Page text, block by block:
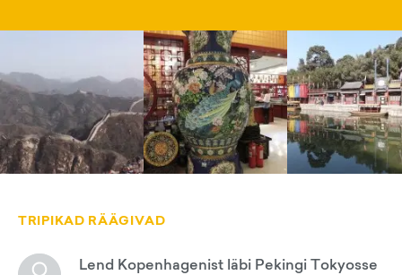
TRIPIKAD RÄÄGIVAD
Lend Kopenhagenist läbi Pekingi Tokyosse